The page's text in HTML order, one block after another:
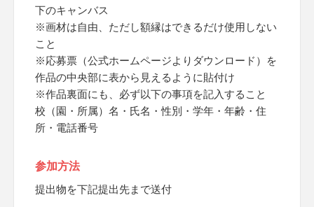
下のキャンバス
※画材は自由、ただし額縁はできるだけ使用しない
こと
※応募票（公式ホームページよりダウンロード）を
作品の中央部に表から見えるように貼付け
※作品裏面にも、必ず以下の事項を記入すること
校（園・所属）名・氏名・性別・学年・年齢・住
所・電話番号
参加方法
提出物を下記提出先まで送付